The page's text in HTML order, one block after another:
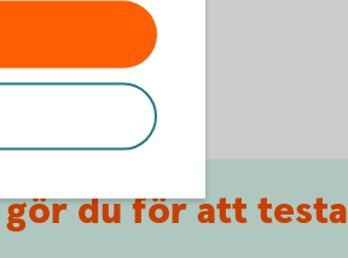
gör du för att testa